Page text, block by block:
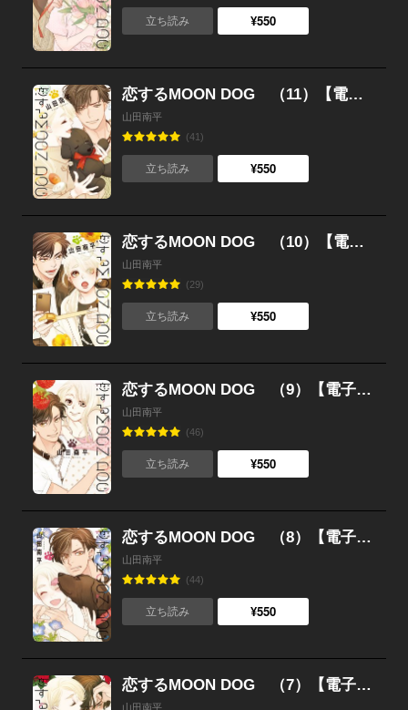
立ち読み ¥550
恋するMOON DOG （11）【電子限定おまけ付き】
山田南平
(41)
立ち読み ¥550
恋するMOON DOG （10）【電子限定おまけ付き】
山田南平
(29)
立ち読み ¥550
恋するMOON DOG （9）【電子限定おまけ付き】
山田南平
(46)
立ち読み ¥550
恋するMOON DOG （8）【電子限定おまけ付き】
山田南平
(44)
立ち読み ¥550
恋するMOON DOG （7）【電子限定おまけ付き】
山田南平